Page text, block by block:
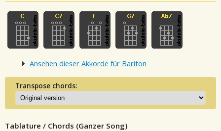
Ansehen dieser Akkorde für Bariton
Transpose chords:
Tablature / Chords (Ganzer Song)